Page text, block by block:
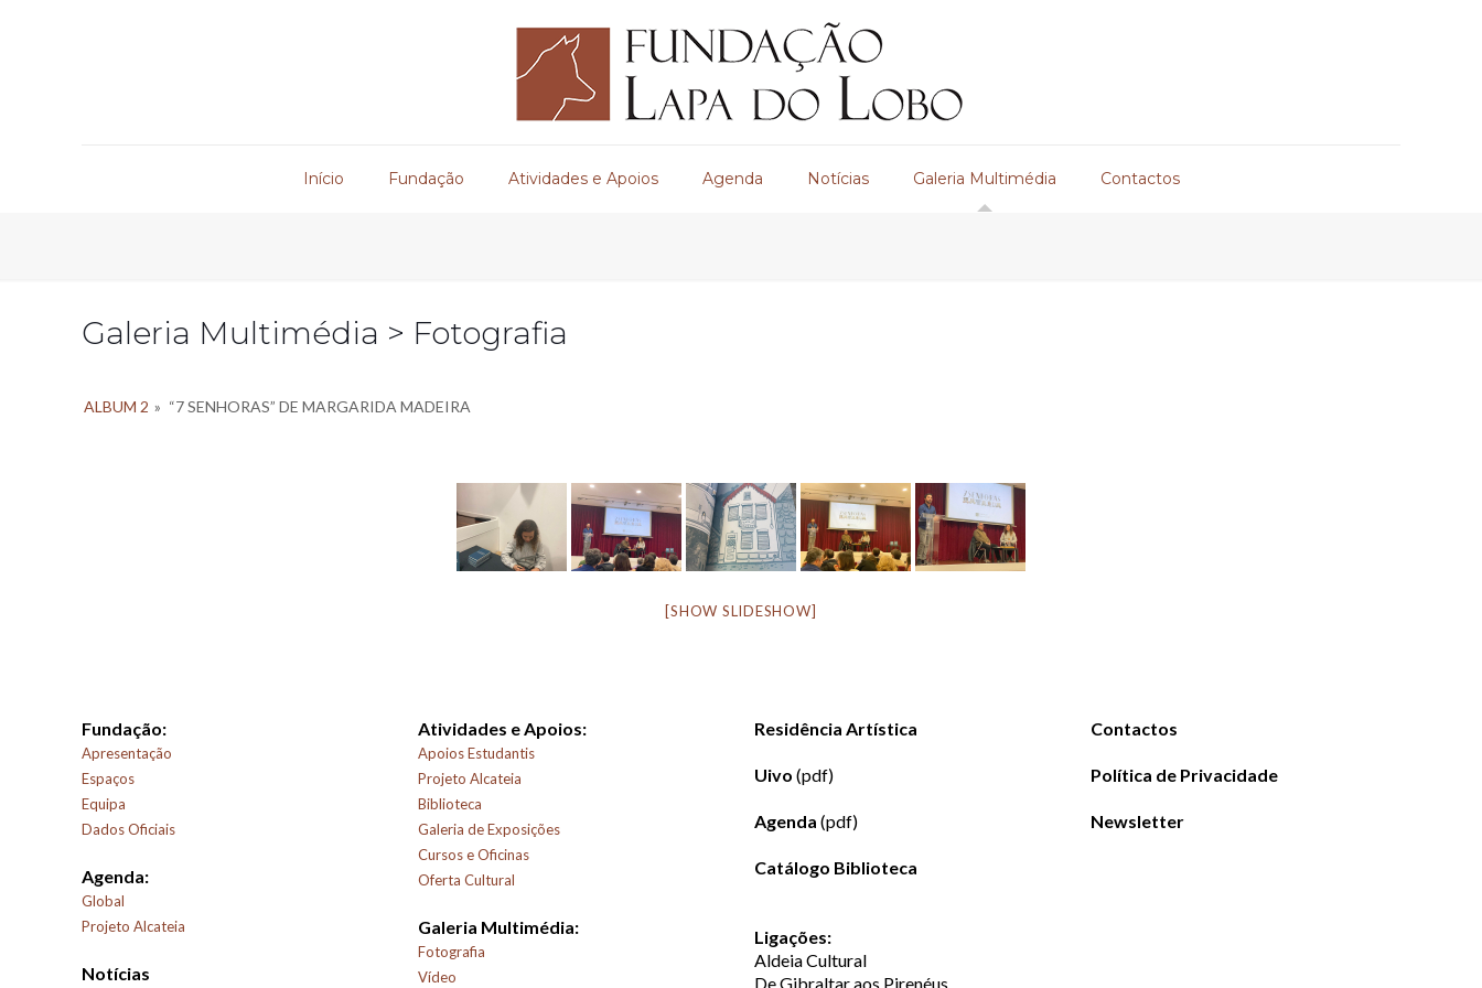
Início Fundação Atividades e Apoios Agenda Notícias Galeria Multimédia Contactos
Galeria Multimédia > Fotografia
ALBUM 2 » “7 SENHORAS” DE MARGARIDA MADEIRA
[SHOW SLIDESHOW]
Fundação:
Apresentação
Espaços
Equipa
Dados Oficiais
Agenda:
Global
Projeto Alcateia
Notícias
Atividades e Apoios:
Apoios Estudantis
Projeto Alcateia
Biblioteca
Galeria de Exposições
Cursos e Oficinas
Oferta Cultural
Galeria Multimédia:
Fotografia
Vídeo
Residência Artística
Uivo (pdf)
Agenda (pdf)
Catálogo Biblioteca
Ligações:
Aldeia Cultural
De Gibraltar aos Pirenéus
Contactos
Política de Privacidade
Newsletter